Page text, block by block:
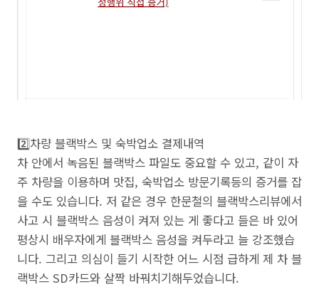
2️⃣차량 블랙박스 및 숙박업소 결제내역
차 안에서 녹음된 블랙박스 파일도 중요할 수 있고, 같이 자
주 차량을 이용하며 맛집, 숙박업소 방문기록등의 증거를 잡
을 수도 있습니다. 저 같은 경우 한문철의 블랙박스리뷰에서
사고 시 블랙박스 음성이 켜져 있는 게 좋다고 들은 바 있어
평상시 배우자에게 블랙박스 음성을 켜두라고 늘 강조했습
니다. 그리고 의심이 들기 시작한 어느 시점 급하게 제 차 블
랙박스 SD카드와 살짝 바꿔치기해두었습니다.